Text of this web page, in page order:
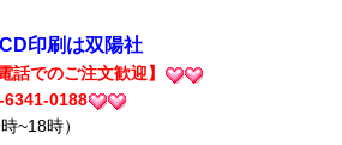
印刷は双陽社
電話でのご注文歓迎】
6341-0188
~18時）